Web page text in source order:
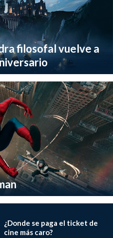
filosofal vuelve a
¿Donde se paga el ticket de
cine más caro?